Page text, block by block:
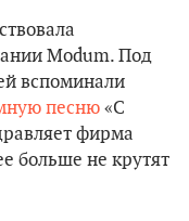
Modum. Под
вспоминали
песню«С
фирма
больше не крутят